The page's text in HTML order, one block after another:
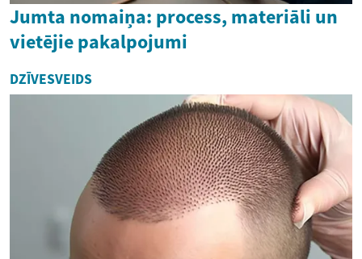
Jumta nomaiņa: process, materiāli un
vietējie pakalpojumi
DZĪVESVEIDS